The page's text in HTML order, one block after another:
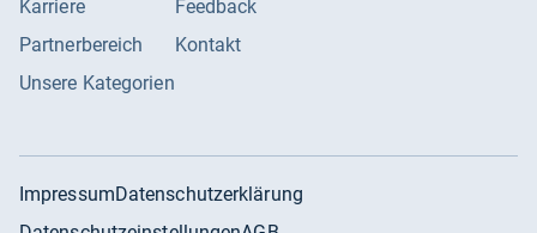
Karriere
Partnerbereich
Unsere Kategorien
Feedback
Kontakt
ImpressumDatenschutzerklärung